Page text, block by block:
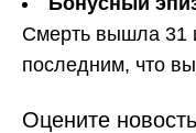
Смерть вышла 31
последним, что
Оцените новость